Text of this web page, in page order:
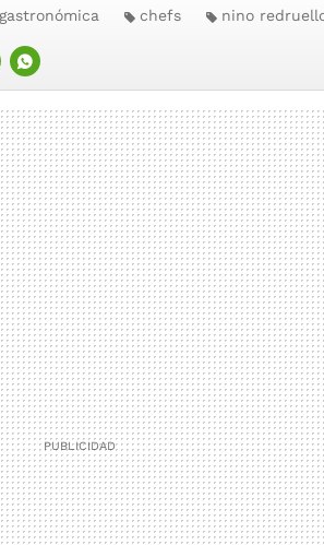
WHATSAPP
chefs nino